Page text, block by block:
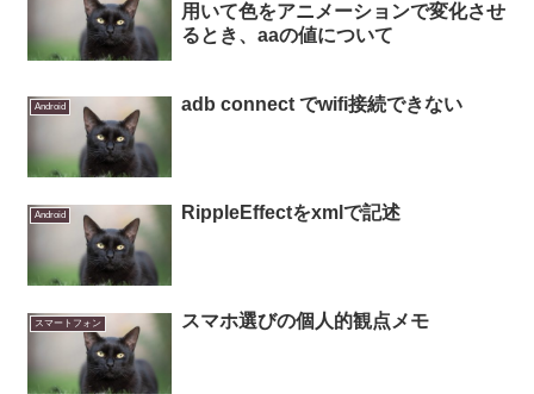
用いて色をアニメーションで変化させ
るとき、aaの値について
Android adb connect でwifi接続できない
Android RippleEffectをxmlで記述
スマートフォン スマホ選びの個人的観点メモ